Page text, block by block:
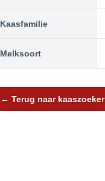
Kaasfamilie
Melksoort
← Terug naar kaaszoeker